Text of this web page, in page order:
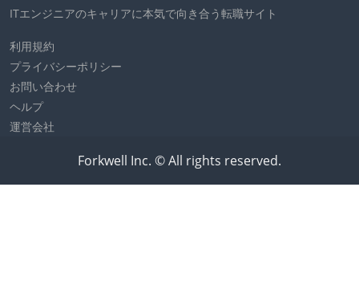
ITエンジニアのキャリアに本気で向き合う転職サイト
利用規約
プライバシーポリシー
お問い合わせ
ヘルプ
運営会社
Forkwell Inc. © All rights reserved.